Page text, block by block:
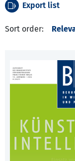
Export list
Sort order: